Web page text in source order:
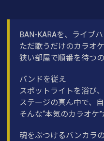
BAN-KARAを、ライブハ
ただ歌うだけのカラオ
狭い部屋で順番を待つ
バンドを従え
スポットライトを浴び
ステージの真ん中で、
そんな“本気のカラオケ”
魂をぶつけるバンカラ